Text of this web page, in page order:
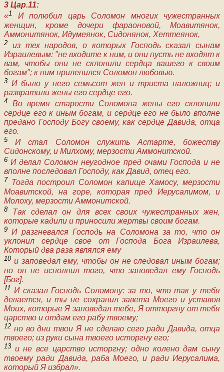
3 Цар.11:
«1 И полюбил царь Соломон многих чужестранных
женщин, кроме дочери фараоновой, Моавитянок,
Аммонитянок, Идумеянок, Сидонянок, Хеттеянок,
2 из тех народов, о которых Господь сказал сынам
Израилевым: "не входите к ним, и они пусть не входят к
вам, чтобы они не склонили сердца вашего к своим
богам"; к ним прилепился Соломон любовью.
3 И было у него семьсот жен и триста наложниц; и
развратили жены его сердце его.
4 Во время старости Соломона жены его склонили
сердце его к иным богам, и сердце его не было вполне
предано Господу Богу своему, как сердце Давида, отца
его.
5 И стал Соломон служить Астарте, божеству
Сидонскому, и Милхому, мерзости Аммонитской.
6 И делал Соломон неугодное пред очами Господа и не
вполне последовал Господу, как Давид, отец его.
7 Тогда построил Соломон капище Хамосу, мерзости
Моавитской, на горе, которая пред Иерусалимом, и
Молоху, мерзости Аммонитской.
8 Так сделал он для всех своих чужестранных жен,
которые кадили и приносили жертвы своим богам.
9 И разгневался Господь на Соломона за то, что он
уклонил сердце свое от Господа Бога Израилева,
Который два раза являлся ему
10 и заповедал ему, чтобы он не следовал иным богам;
но он не исполнил того, что заповедал ему Господь
[Бог].
11 И сказал Господь Соломону: за то, что так у тебя
делается, и ты не сохранил завета Моего и уставов
Моих, которые Я заповедал тебе, Я отторгну от тебя
царство и отдам его рабу твоему;
12 но во дни твои Я не сделаю сего ради Давида, отца
твоего; из руки сына твоего исторгну его;
13 и не все царство исторгну; одно колено дам сыну
твоему ради Давида, раба Моего, и ради Иерусалима,
который Я избрал».